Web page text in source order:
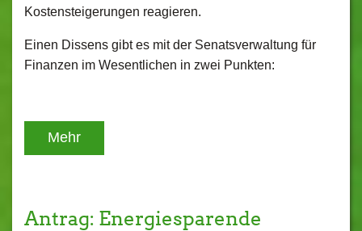
Kostensteigerungen reagieren.
Einen Dissens gibt es mit der Senatsverwaltung für
Finanzen im Wesentlichen in zwei Punkten:
Mehr
Antrag: Energiesparende